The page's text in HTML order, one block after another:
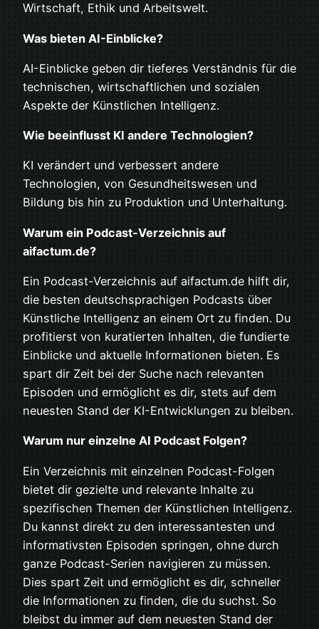
Wirtschaft, Ethik und Arbeitswelt.
Was bieten AI-Einblicke?
AI-Einblicke geben dir tieferes Verständnis für die
technischen, wirtschaftlichen und sozialen
Aspekte der Künstlichen Intelligenz.
Wie beeinflusst KI andere Technologien?
KI verändert und verbessert andere
Technologien, von Gesundheitswesen und
Bildung bis hin zu Produktion und Unterhaltung.
Warum ein Podcast-Verzeichnis auf
aifactum.de?
Ein Podcast-Verzeichnis auf aifactum.de hilft dir,
die besten deutschsprachigen Podcasts über
Künstliche Intelligenz an einem Ort zu finden. Du
profitierst von kuratierten Inhalten, die fundierte
Einblicke und aktuelle Informationen bieten. Es
spart dir Zeit bei der Suche nach relevanten
Episoden und ermöglicht es dir, stets auf dem
neuesten Stand der KI-Entwicklungen zu bleiben.
Warum nur einzelne AI Podcast Folgen?
Ein Verzeichnis mit einzelnen Podcast-Folgen
bietet dir gezielte und relevante Inhalte zu
spezifischen Themen der Künstlichen Intelligenz.
Du kannst direkt zu den interessantesten und
informativsten Episoden springen, ohne durch
ganze Podcast-Serien navigieren zu müssen.
Dies spart Zeit und ermöglicht es dir, schneller
die Informationen zu finden, die du suchst. So
bleibst du immer auf dem neuesten Stand der